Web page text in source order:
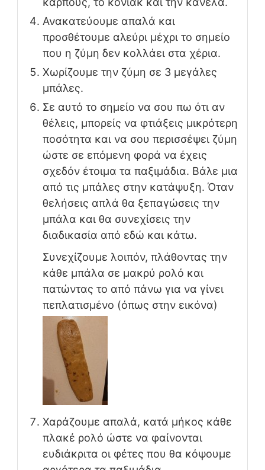
Ανακατεύουμε απαλά και
προσθέτουμε αλεύρι μέχρι το σημείο
που η ζύμη δεν κολλάει στα χέρια.
Χωρίζουμε την ζύμη σε 3 μεγάλες
μπάλες.
Σε αυτό το σημείο να σου πω ότι αν
θέλεις, μπορείς να φτιάξεις μικρότερη
ποσότητα και να σου περισσέψει ζύμη
ώστε σε επόμενη φορά να έχεις
σχεδόν έτοιμα τα παξιμάδια. Βάλε μια
από τις μπάλες στην κατάψυξη. Όταν
θελήσεις απλά θα ξεπαγώσεις την
μπάλα και θα συνεχίσεις την
διαδικασία από εδώ και κάτω.
Συνεχίζουμε λοιπόν, πλάθοντας την
κάθε μπάλα σε μακρύ ρολό και
πατώντας το από πάνω για να γίνει
πεπλατισμένο (όπως στην εικόνα)
Χαράζουμε απαλά, κατά μήκος κάθε
πλακέ ρολό ώστε να φαίνονται
ευδιάκριτα οι φέτες που θα κόψουμε